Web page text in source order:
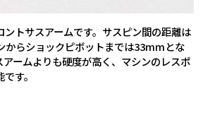
トサスアームです。サスピン間の距離は
からショックピボットまでは33mmとな
アームよりも硬度が高く、マシンのレスポ
す。